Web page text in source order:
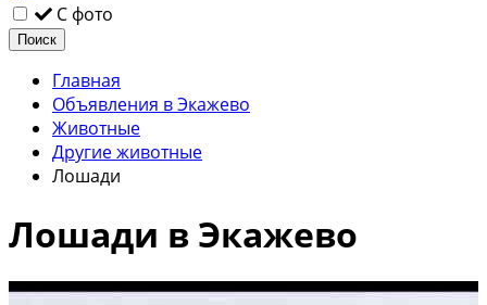
С фото
Поиск
Главная
Объявления в Экажево
Животные
Другие животные
Лошади
Лошади в Экажево